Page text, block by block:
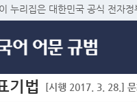
이 누리집은 대한민국 공식 전자정
기법 [시행 2017. 3. 28.]